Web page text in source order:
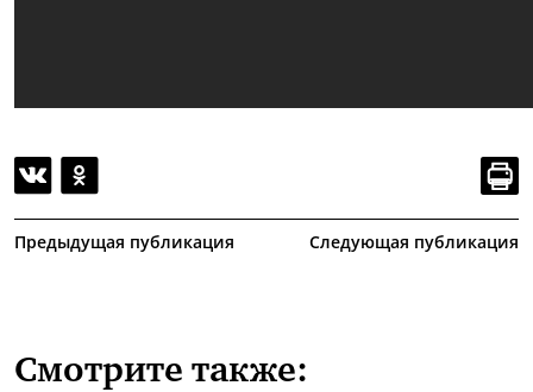
Предыдущая публикация Следующая публикация
Смотрите также: